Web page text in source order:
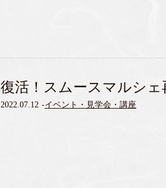
復活！スムースマルシェ
2022.07.12 -イベント・見学会・講座